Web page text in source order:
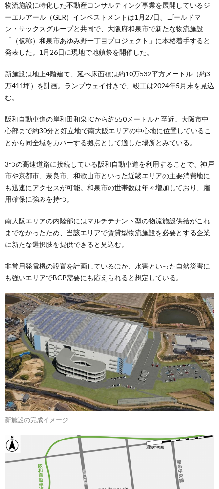
物流施設に特化した不動産コンサルティング事業を展開しているジ
ーエルアール（GLR）インベストメントは1月27日、ゴールドマ
ン・サックスグループと共同で、大阪府和泉市で新たな物流施設
「（仮称）和泉市あゆみ野一丁目プロジェクト」に本格着手すると
発表した。1月26日に現地で地鎮祭を開催した。
新施設は地上4階建て、延べ床面積は約10万532平方メートル（約3
万411坪）を計画。ランプウェイ付きで、竣工は2024年5月末を見込
む。
阪和自動車道の岸和田和泉ICから約550メートルと至近。大阪市中
心部まで約30分と好立地で南大阪エリアの中心地に位置しているこ
とから同全域をカバーする拠点として適した場所とみている。
3つの高速道路に接続している阪和自動車道を利用することで、神戸
市や京都市、奈良市、和歌山市といった近畿エリアの主要消費地に
も迅速にアクセスが可能。和泉市の世帯数は年々増加しており、雇
用確保に強みを持つ。
南大阪エリアの内陸部にはマルチテナント型の物流施設供給がこれ
までなかったため、当該エリアで賃貸型物流施設を必要とする企業
に新たな選択肢を提供できると見込む。
非常用発電機の設置を計画しているほか、水害といった自然災害に
も強いエリアでBCP需要にも応えられると想定している。
新施設の完成イメージ